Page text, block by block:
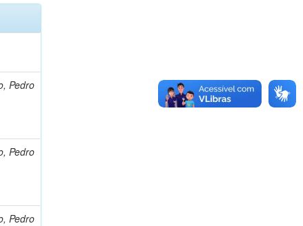
Pedro
Pedro
Pedro